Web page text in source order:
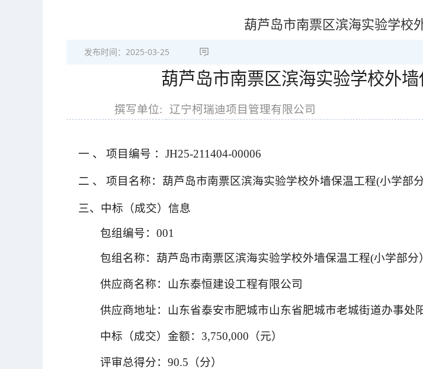
葫芦岛市南票区滨海实验学校
发布时间： 2025-03-25
葫芦岛市南票区滨海实验学校外
撰写单位: 辽宁柯瑞迪项目管理有限公司
一 、 项目编号 ：JH25-211404-00006
二 、 项目名称：葫芦岛市南票区滨海实验学校外墙保温工程(小学部
三、中标（成交）信息
包组编号：001
包组名称：葫芦岛市南票区滨海实验学校外墙保温工程(小学部分
供应商名称：山东泰恒建设工程有限公司
供应商地址：山东省泰安市肥城市山东省肥城市老城街道办事处
中标（成交）金额：3,750,000（元）
评审总得分：90.5（分）